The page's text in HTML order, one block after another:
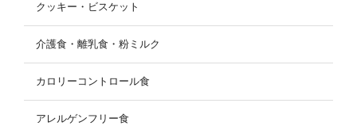
クッキー・ビスケット
介護食・離乳食・粉ミルク
カロリーコントロール食
アレルゲンフリー食